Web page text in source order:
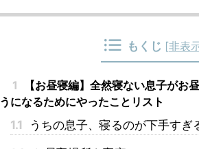
もくじ [非表
1
【お昼寝編】全然寝ない息子がお
うになるためにやったことリスト
1.1
うちの息子、寝るのが下手すぎ